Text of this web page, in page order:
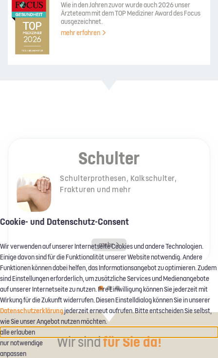
Wie in den Jahren zuvor wurde auch 2026 unser
Ärzteteam mit dem TOP Mediziner Award des Focus
ausgezeichnet.
mehr erfahren
Schulter
Schulterprothesen, Kalkschulter,
Frakturen und mehr
mehr
Wir sindfür Sie da!
Cookie- und Datenschutz-Consent
Wir verwenden auf unserer Internetseite Cookies und andere Technologien.
Einige davon sind für die Funktionalität unserer Website notwendig. Andere
Funktionen können dabei helfen, das Informationsangebot zu optimieren. Zudem
sind Einstellungen erforderlich, um zusätzliche Services und Medienangebote
auf unserer Internetseite zu nutzen. Ihre Einwilligung können Sie jederzeit mit
Wirkung für die Zukunft widerrufen. Diesen Einstelldialog können Sie in unserer
Datenschutzerklärungjederzeit erneut aufrufen. Bitte entscheiden Sie selbst,
wie Sie unser Angebot nutzen möchten.
alle erlauben
nur notwendige
anpassen